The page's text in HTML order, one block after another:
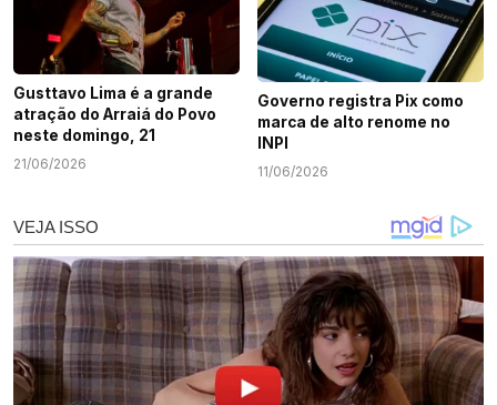
Gusttavo Lima é a grande
atração do Arraiá do Povo
neste domingo, 21
21/06/2026
Governo registra Pix como
marca de alto renome no
INPI
11/06/2026